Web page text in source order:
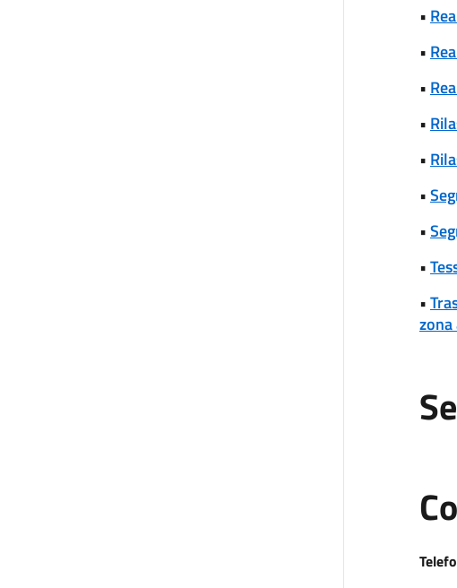
•
•
•
•
•
•
•
•
•